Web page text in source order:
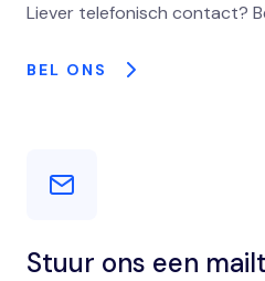
Liever telefonisch contact?
BEL ONS
Stuur ons een